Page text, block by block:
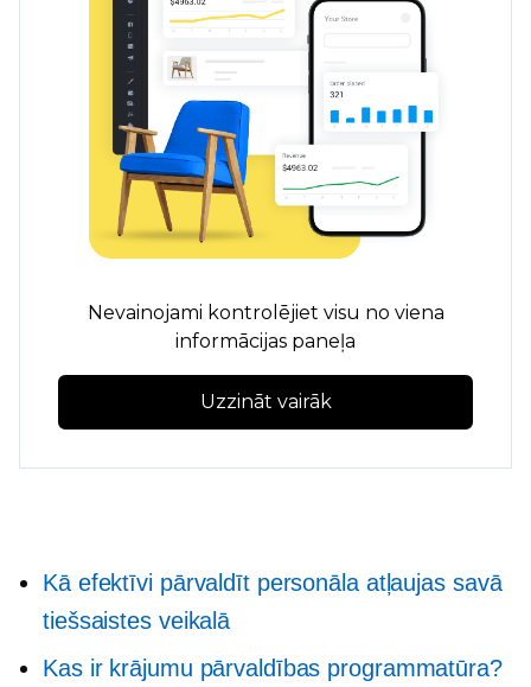
Nevainojami kontrolējiet visu no viena
informācijas paneļa
Uzzināt vairāk
Kā efektīvi pārvaldīt personāla atļaujas savā
tiešsaistes veikalā
Kas ir krājumu pārvaldības programmatūra?